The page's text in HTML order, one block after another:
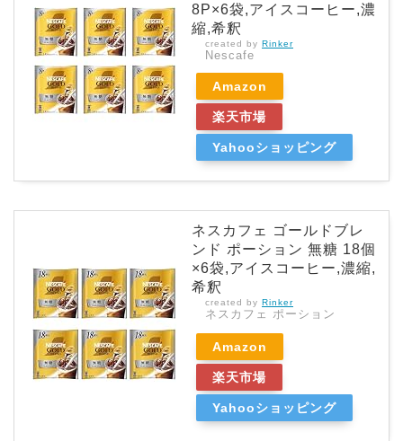
8P×6袋,アイスコーヒー,濃
縮,希釈
created by Rinker
Nescafe
Amazon
楽天市場
Yahooショッピング
ネスカフェ ゴールドブレ
ンド ポーション 無糖 18個
×6袋,アイスコーヒー,濃縮,
希釈
created by Rinker
ネスカフェ ポーション
Amazon
楽天市場
Yahooショッピング